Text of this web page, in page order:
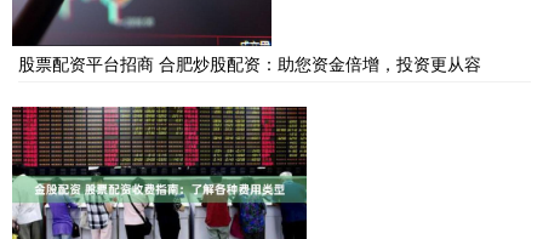
股票配资平台招商 合肥炒股配资：助您资金倍增，投资更从容